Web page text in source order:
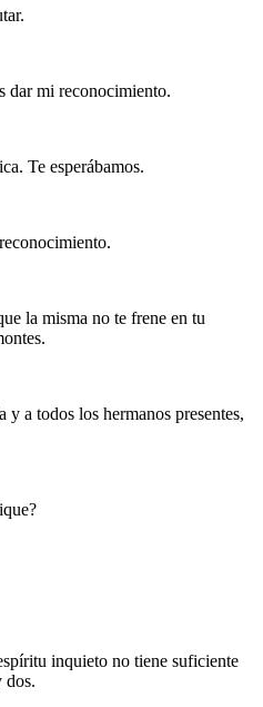
dar mi reconocimiento.
Te esperábamos.
la misma no te frene en tu
y a todos los hermanos presentes,
inquieto no tiene suficiente
dos.